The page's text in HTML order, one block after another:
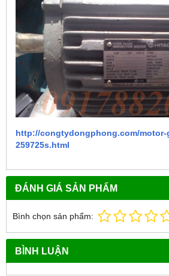
http://congtydongphong.com/motor-
259725s.html
ĐÁNH GIÁ SẢN PHẨM
Bình chọn sản phẩm:
BÌNH LUẬN